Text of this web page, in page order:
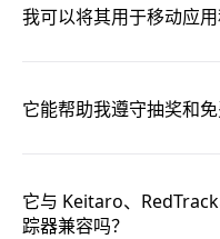
我可以将其用于移动应
它能帮助我遵守抽奖和
它与 Keitaro、
踪器兼容吗？